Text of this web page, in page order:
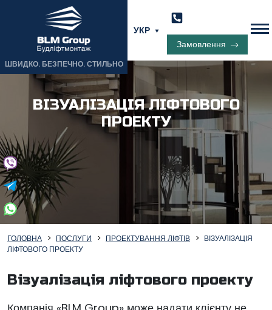
ШВИДКО. БЕЗПЕЧНО. СТИЛЬНО
УКР
Замовлення
ВІЗУАЛІЗАЦІЯ ЛІФТОВОГО
ПРОЕКТУ
ГОЛОВНА ПОСЛУГИ ПРОЕКТУВАННЯ ЛІФТІВ
ВІЗУАЛІЗАЦІЯ
ЛІФТОВОГО ПРОЕКТУ
Візуалізація ліфтового проекту